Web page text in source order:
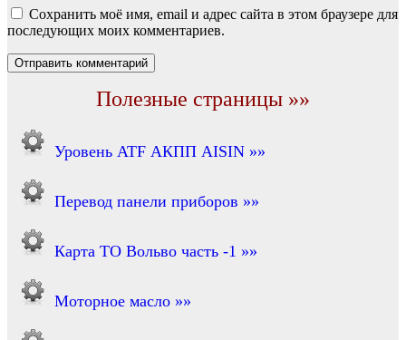
Сохранить моё имя, email и адрес сайта в этом браузере для
последующих моих комментариев.
Полезные страницы »»
Уровень ATF АКПП AISIN »»
Перевод панели приборов »»
Карта ТО Вольво часть -1 »»
Моторное масло »»